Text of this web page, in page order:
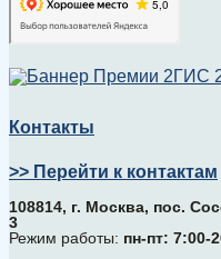
Контакты
>> Перейти к контактам
108814, г. Москва, поc.
3
Режим работы: пн-пт: 7:00-